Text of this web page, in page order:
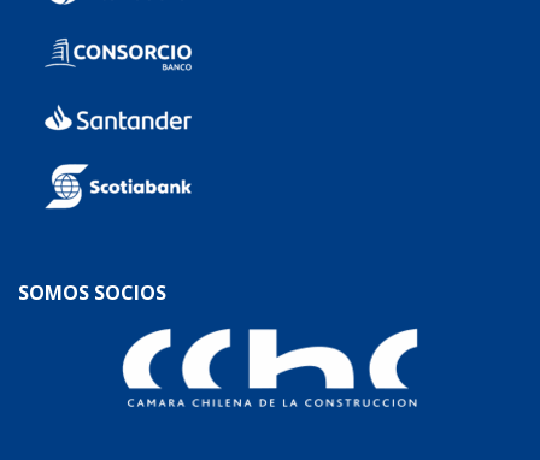
SOMOS SOCIOS